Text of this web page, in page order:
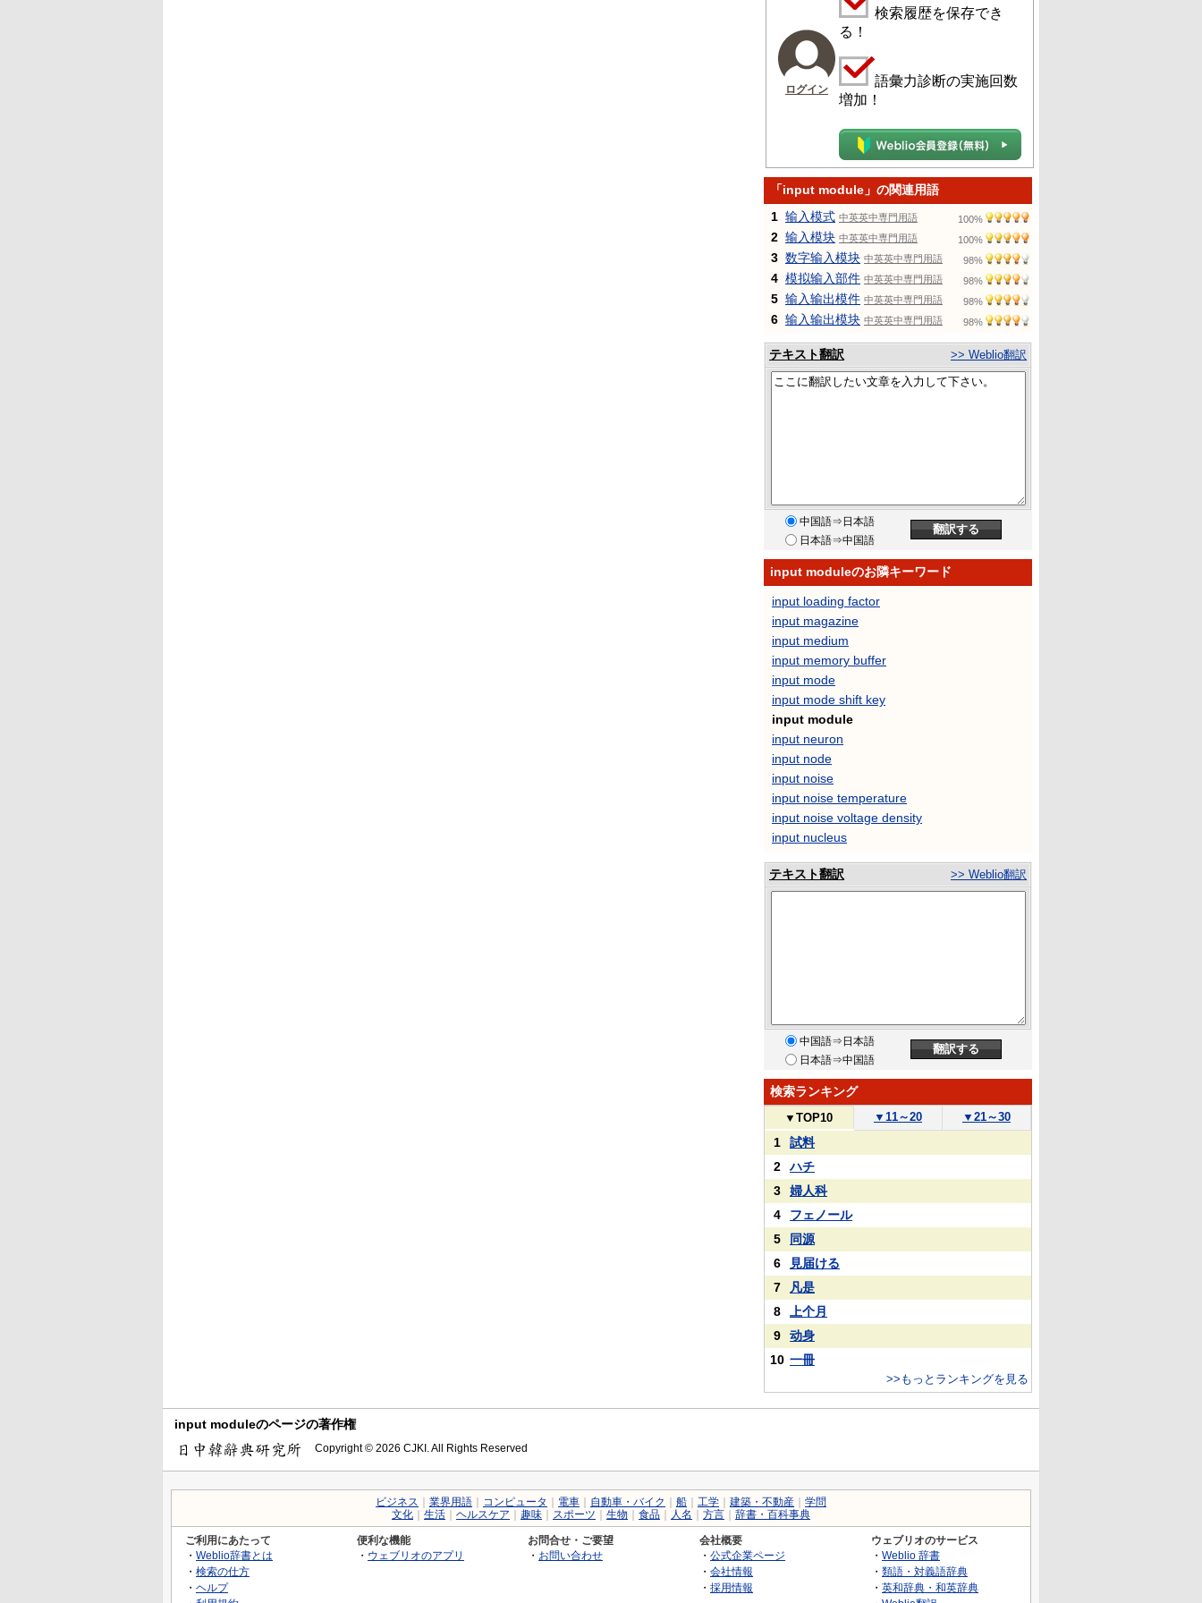
ログイン
検索履歴を保存でき
る！
語彙力診断の実施回数
増加！
「input module」の関連用語
1 输入模式 中英英中専門用語 100%
2 输入模块 中英英中専門用語 100%
3 数字输入模块 中英英中専門用語 98%
4 模拟输入部件 中英英中専門用語 98%
5 输入输出模件 中英英中専門用語 98%
6 输入输出模块 中英英中専門用語 98%
テキスト翻訳 >> Weblio翻訳
中国語⇒日本語
日本語⇒中国語
input moduleのお隣キーワード
input loading factor
input magazine
input medium
input memory buffer
input mode
input mode shift key
input module
input neuron
input node
input noise
input noise temperature
input noise voltage density
input nucleus
テキスト翻訳 >> Weblio翻訳
中国語⇒日本語
日本語⇒中国語
検索ランキング
▼ TOP10 ▼ 11～20 ▼ 21～30
1
試料
2
ハチ
3
婦人科
4
フェノール
5
同源
6
見届ける
7
凡是
8
上个月
9
动身
10 一冊
>>もっとランキングを見る
input moduleのページの著作権
Copyright © 2026 CJKI. All Rights Reserved
ビジネス 業界用語 コンピュータ 電車 自動車・バイク 船 工学 建築・不動産
学問
文化
生活 ヘルスケア 趣味 スポーツ 生物 食品 人名 方言 辞書・百科事典
ご利用にあたって
・ Weblio辞書とは
・ 検索の仕方
・ ヘルプ
便利な機能
・ ウェブリオのアプリ
お問合せ・ご要望
・ お問い合わせ
会社概要
・ 公式企業ページ
・ 会社情報
・ 採用情報
ウェブリオのサービス
・ Weblio 辞書
・ 類語・対義語辞典
・ 英和辞典・和英辞典